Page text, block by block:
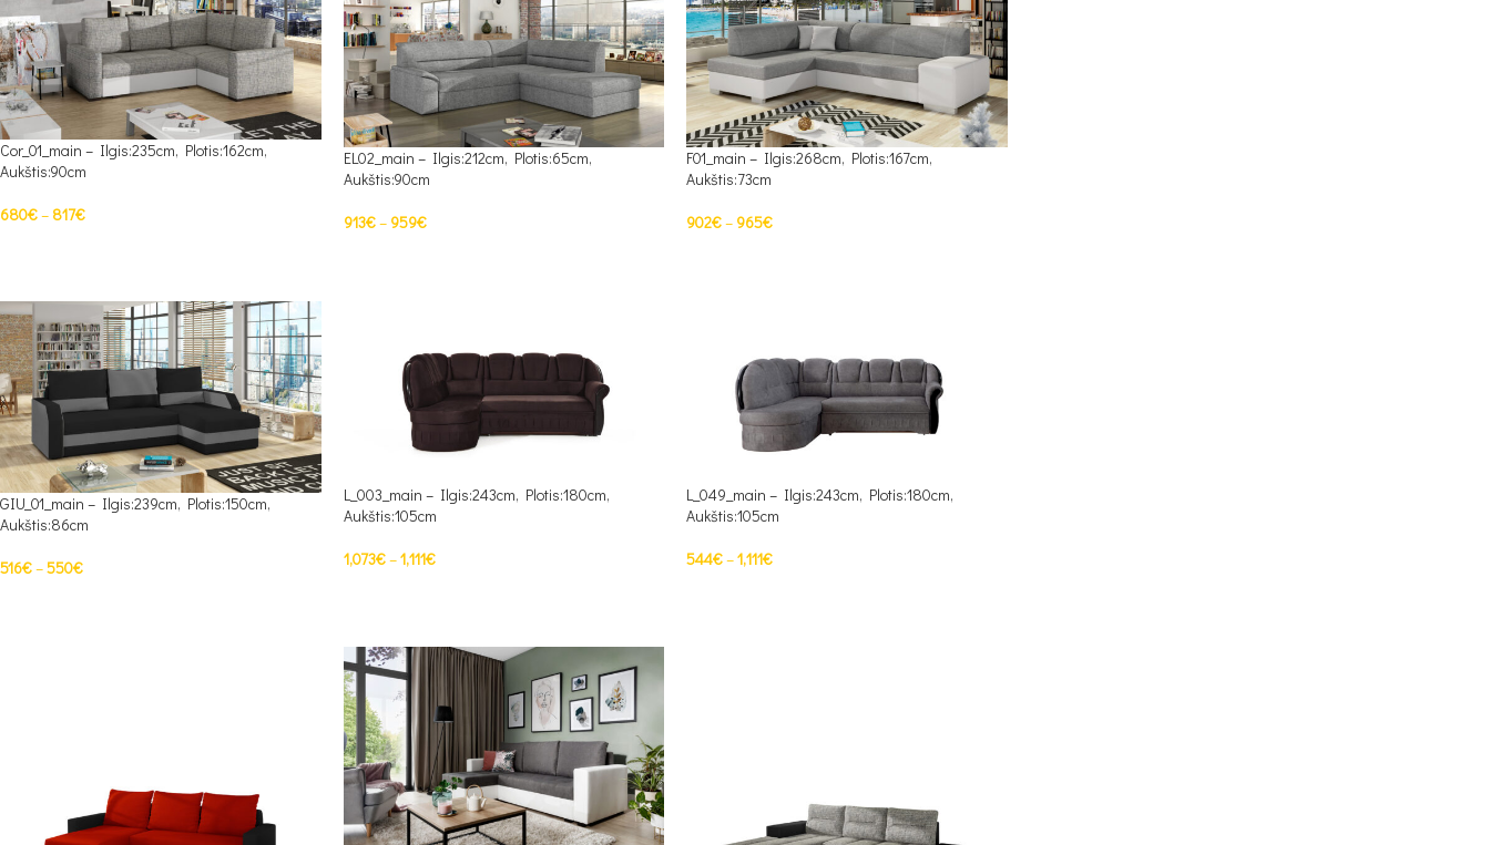
Cor_01_main – Ilgis:235cm, Plotis:162cm,
Aukštis:90cm
680€– 817€
EL02_main – Ilgis:212cm, Plotis:65cm,
Aukštis:90cm
913€– 959€
F01_main – Ilgis:268cm, Plotis:167cm,
Aukštis:73cm
902€– 965€
GIU_01_main – Ilgis:239cm, Plotis:150cm,
Aukštis:86cm
516€–550€
L_003_main – Ilgis:243cm, Plotis:180cm,
Aukštis:105cm
1,073€–1,111€
L_049_main – Ilgis:243cm, Plotis:180cm,
Aukštis:105cm
544€–1,111€